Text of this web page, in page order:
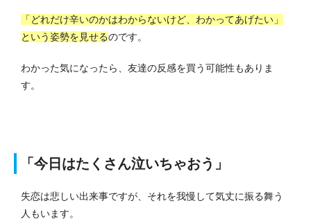
「どれだけ辛いのかはわからないけど、わかってあげたい」
という姿勢を見せるのです。
わかった気になったら、友達の反感を買う可能性もありま
す。
「今日はたくさん泣いちゃおう」
失恋は悲しい出来事ですが、それを我慢して気丈に振る舞う
人もいます。